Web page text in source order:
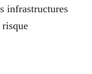
infrastructures